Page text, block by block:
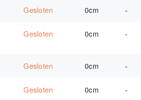
Gesloten 0cm -
Gesloten 0cm -
Gesloten 0cm -
Gesloten 0cm -